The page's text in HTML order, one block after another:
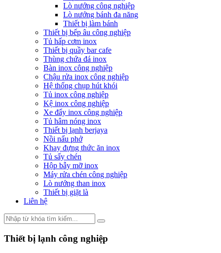
Lò nướng công nghiệp
Lò nướng bánh đa năng
Thiết bị làm bánh
Thiết bị bếp âu công nghiệp
Tủ hấp cơm inox
Thiết bị quầy bar cafe
Thùng chứa đá inox
Bàn inox công nghiệp
Chậu rửa inox công nghiệp
Hệ thống chụp hút khói
Tủ inox công nghiệp
Kệ inox công nghiệp
Xe đẩy inox công nghiệp
Tủ hâm nóng inox
Thiết bị lạnh berjaya
Nồi nấu phở
Khay đựng thức ăn inox
Tủ sấy chén
Hộp bẫy mỡ inox
Máy rửa chén công nghiệp
Lò nướng than inox
Thiết bị giặt là
Liên hệ
Thiết bị lạnh công nghiệp